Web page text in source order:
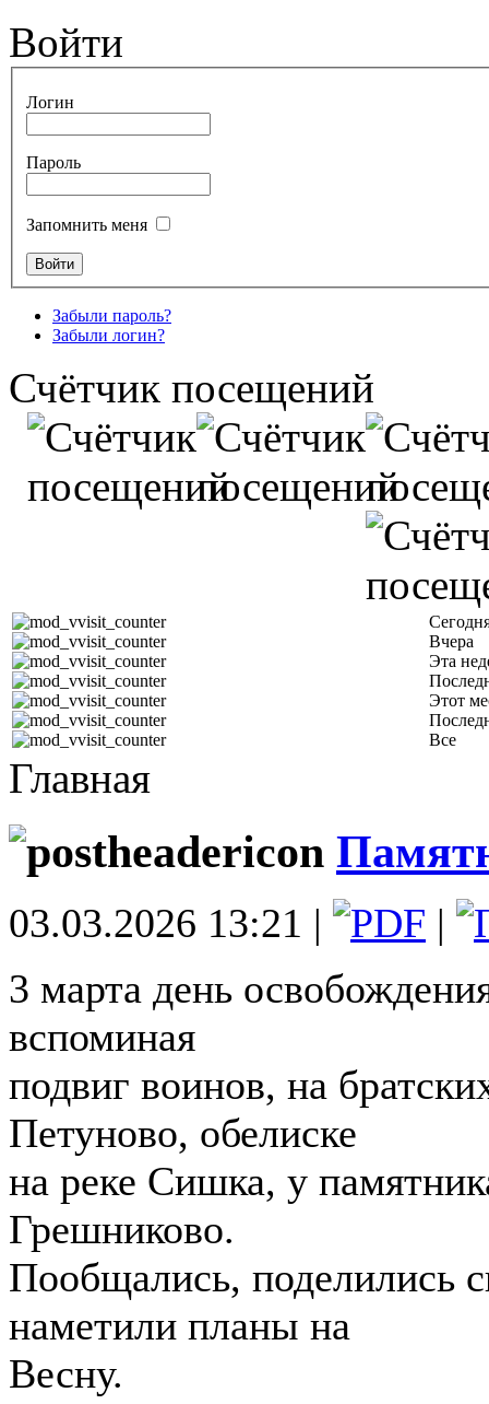
Войти
Логин
Пароль
Запомнить меня
Забыли пароль?
Забыли логин?
Счётчик посещений
Вчера
Эта
Этот
Все
Главная
03.03.2026 13:21 |
|
3 марта день
вспоминая
подвиг воинов, на
Петуново, обелиске
на реке Сишка, у
Грешниково.
Пообщались, поделились
наметили планы на
Весну.